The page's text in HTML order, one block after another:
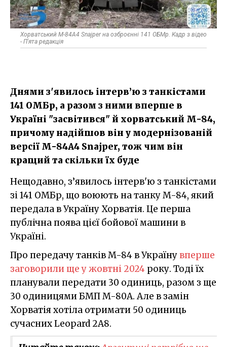
Хорватський M-84A4 Snajper на озброєнні 141 ОБМр. Кадр з відео
- П'ята редакція
Днями з'явилось інтерв’ю з танкістами
141 ОМБр, а разом з ними вперше в
Україні "засвітився" й хорватський M-84,
причому надійшов він у модернізованій
версії M-84A4 Snajper, тож чим він
кращий та скільки їх буде
Нещодавно, з’явилось інтерв'ю з танкістами
зі 141 ОМБр, що воюють на танку M-84, який
передала в Україну Хорватія. Це перша
публічна поява цієї бойової машини в
Україні.
Про передачу танків M-84 в Українувперше
заговорили ще у жовтні 2024 року. Тоді їх
планували передати 30 одиниць, разом з ще
30 одиницями БМП M-80A. Але в замін
Хорватія хотіла отримати 50 одиниць
сучасних Leopard 2A8.